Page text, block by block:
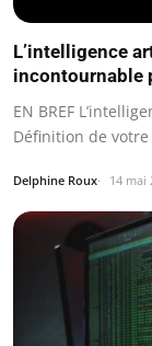
L’intelligence
incontournable
EN BREF
Définition de
Delphine Roux 14 mai